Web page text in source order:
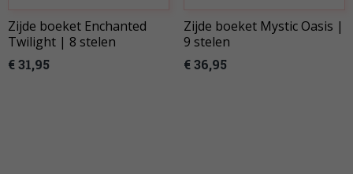
Zijde boeket Enchanted
Twilight | 8 stelen
€ 31,95
Zijde boeket Mystic Oasis |
9 stelen
€ 36,95